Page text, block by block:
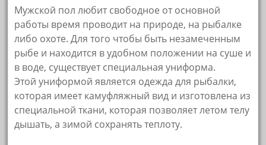
Мужской пол любит свободное от основной
работы время проводит на природе, на рыбалке
либо охоте. Для того чтобы быть незамеченным
рыбе и находится в удобном положении на суше и
в воде, существует специальная униформа.
Этой униформой является одежда для рыбалки,
которая имеет камуфляжный вид и изготовлена из
специальной ткани, которая позволяет летом телу
дышать, а зимой сохранять теплоту.